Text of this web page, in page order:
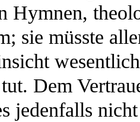
Hymnen,
sie müsste
Dem
jedenfalls